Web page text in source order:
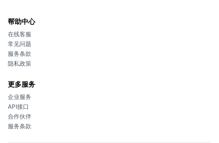
帮助中心
在线客服
常见问题
服务条款
隐私政策
更多服务
企业服务
API接口
合作伙伴
服务条款